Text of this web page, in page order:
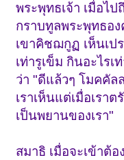
พระพุทธเจ้า เมื่อไ
กราบทูลพระพุทธอง
เขาคิชฌกูฏ เห็นเป
เท่ารูเข็ม กินอะไร
ว่า "ดีแล้วๆ โมคคัล
เราเห็นแต่เมื่อเรา
เป็นพยานของเรา"
สมาธิ เมื่อจะเข้าต้